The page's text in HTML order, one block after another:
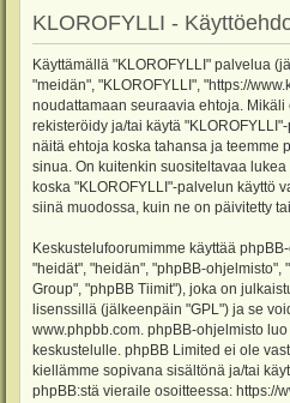
KLOROFYLLI -
Käyttämällä "KLOROFYLLI" palvelua
"meidän", "KLOROFYLLI", "https://
noudattamaan seuraavia ehtoja. Mikäli
rekisteröidy ja/tai käytä
näitä ehtoja koska tahansa ja teemme
sinua. On kuitenkin suositeltavaa
koska "KLOROFYLLI"-palvelun käyttö
siinä muodossa, kuin ne on päivitetty tai
Keskustelufoorumimme käyttää
"heidät", "heidän", "phpBB-ohjelmisto",
Group", "phpBB Tiimit"), joka on
lisenssillä (jälkeenpäin "GPL") ja se
www.phpbb.com . phpBB-ohjelmisto
keskustelulle. phpBB Limited ei ole
kiellämme sopivana sisältönä ja/tai
phpBB:stä vieraile osoitteessa: https://